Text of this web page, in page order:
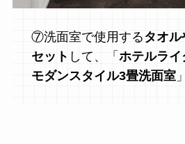
⑦洗面室で使用する タオ
セット して、「 ホテルラ
モダンスタイル3畳洗面室